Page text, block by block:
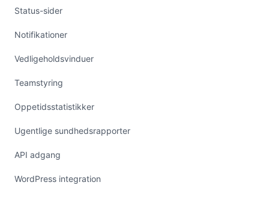
Status-sider
Notifikationer
Vedligeholdsvinduer
Teamstyring
Oppetidsstatistikker
Ugentlige sundhedsrapporter
API adgang
WordPress integration